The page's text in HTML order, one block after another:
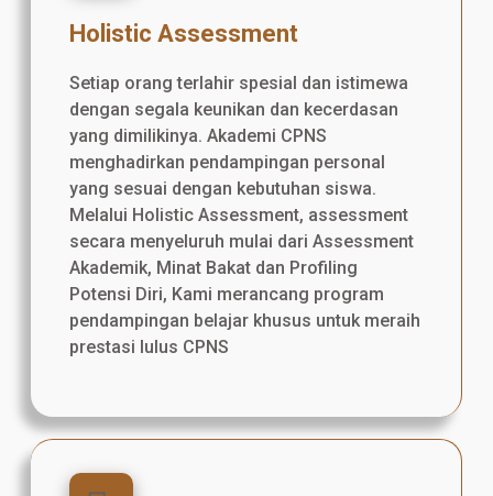
Holistic Assessment
Setiap orang terlahir spesial dan istimewa
dengan segala keunikan dan kecerdasan
yang dimilikinya. Akademi CPNS
menghadirkan pendampingan personal
yang sesuai dengan kebutuhan siswa.
Melalui Holistic Assessment, assessment
secara menyeluruh mulai dari Assessment
Akademik, Minat Bakat dan Profiling
Potensi Diri, Kami merancang program
pendampingan belajar khusus untuk meraih
prestasi lulus CPNS